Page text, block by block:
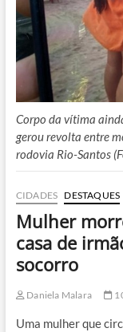
Corpo da vítima
gerou revolta entre
rodovia Rio-Santos
CIDADES DESTAQUES
Mulher
casa de
socorro
Daniela Malara
Uma mulher que